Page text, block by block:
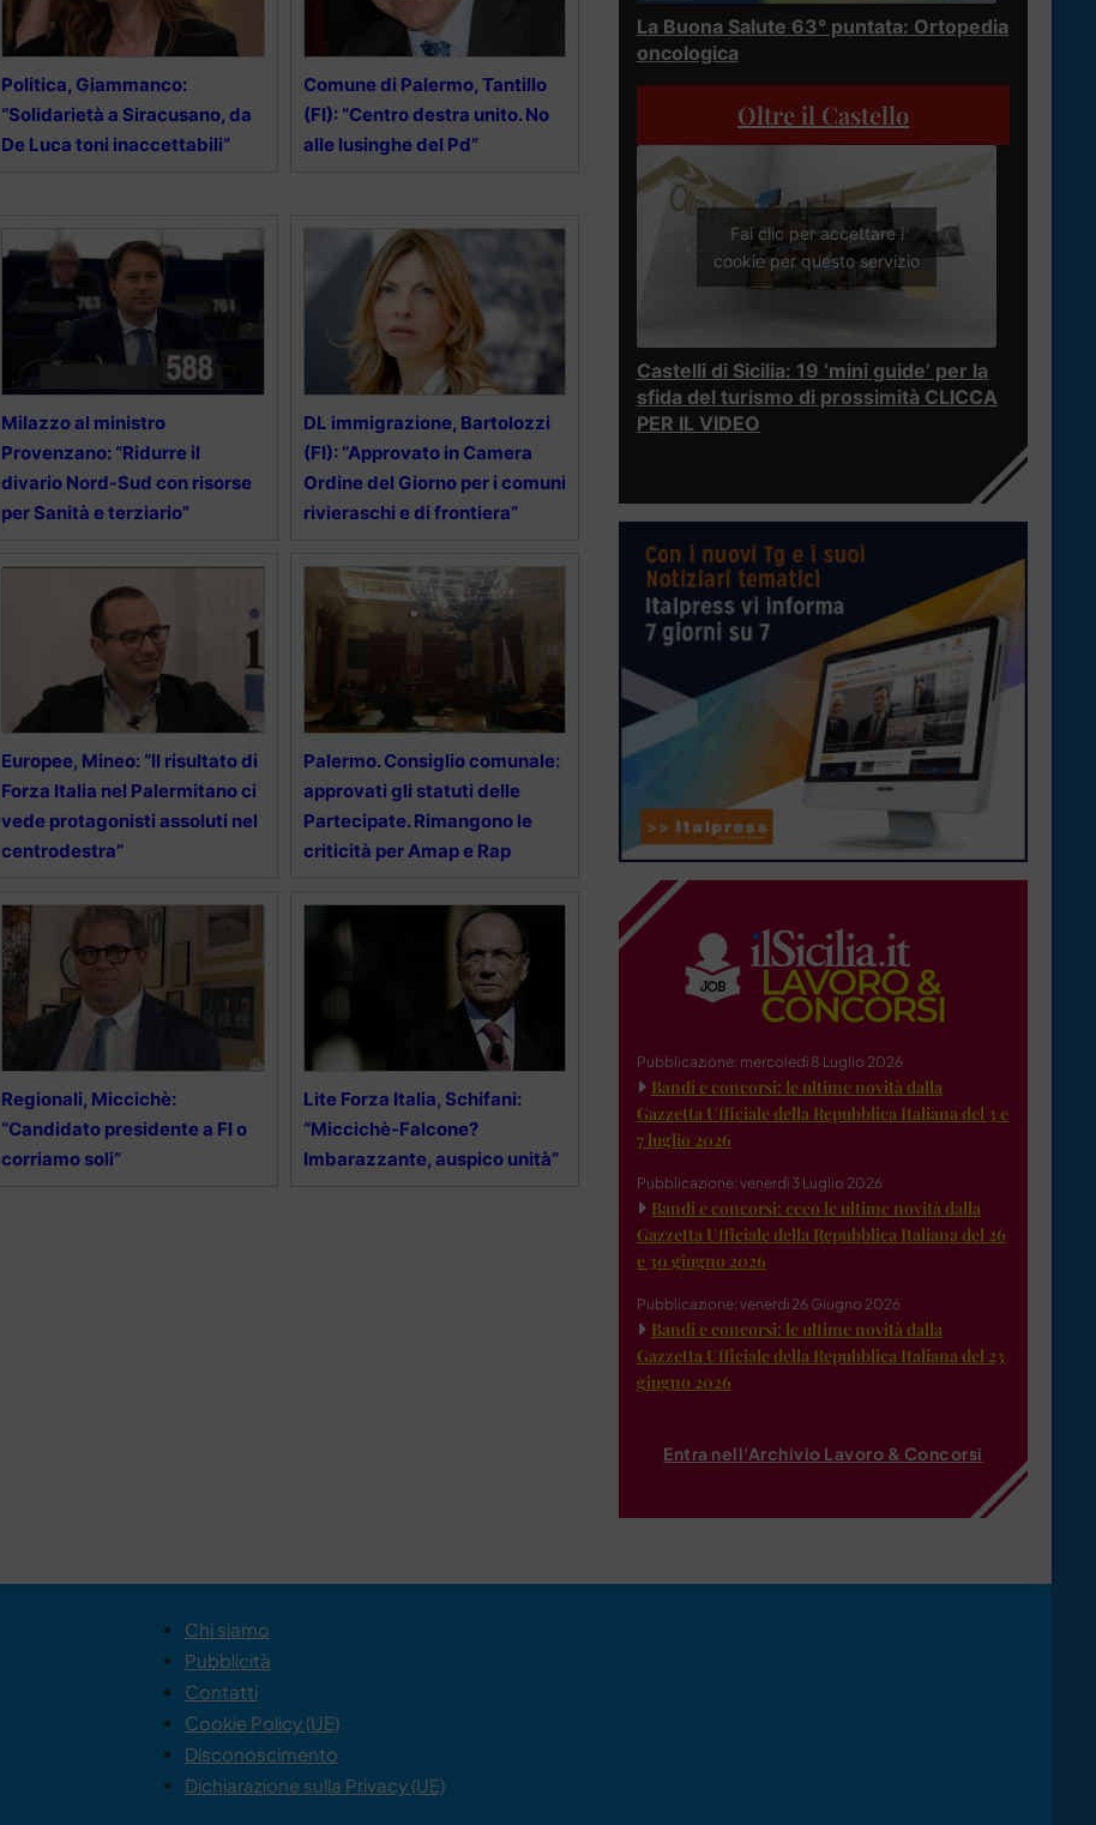
Politica, Giammanco:
“Solidarietà a Siracusano, da
De Luca toni inaccettabili”
Comune di Palermo, Tantillo
(FI): “Centro destra unito. No
alle lusinghe del Pd”
Milazzo al ministro
Provenzano: “Ridurre il
divario Nord-Sud con risorse
per Sanità e terziario”
DL immigrazione, Bartolozzi
(FI): “Approvato in Camera
Ordine del Giorno per i comuni
rivieraschi e di frontiera”
Europee, Mineo: “Il risultato di
Forza Italia nel Palermitano ci
vede protagonisti assoluti nel
centrodestra”
Palermo. Consiglio comunale:
approvati gli statuti delle
Partecipate. Rimangono le
criticità per Amap e Rap
Regionali, Miccichè:
“Candidato presidente a FI o
corriamo soli”
Lite Forza Italia, Schifani:
“Miccichè-Falcone?
Imbarazzante, auspico unità”
La Buona Salute 63° puntata: Ortopedia
oncologica
Oltre il Castello
Fai clic per accettare i
cookie per questo servizio
Castelli di Sicilia: 19 ‘mini guide’ per la
sfida del turismo di prossimità CLICCA
PER IL VIDEO
Pubblicazione: mercoledì 8 Luglio 2026
Bandi e concorsi: le ultime novità dalla
Gazzetta Ufficiale della Repubblica Italiana del 3 e
7 luglio 2026
Pubblicazione: venerdì 3 Luglio 2026
Bandi e concorsi: ecco le ultime novità dalla
Gazzetta Ufficiale della Repubblica Italiana del 26
e 30 giugno 2026
Pubblicazione: venerdì 26 Giugno 2026
Bandi e concorsi: le ultime novità dalla
Gazzetta Ufficiale della Repubblica Italiana del 23
giugno 2026
Entra nell'Archivio Lavoro & Concorsi
Chi siamo
Pubblicità
Contatti
Cookie Policy (UE)
Disconoscimento
Dichiarazione sulla Privacy (UE)